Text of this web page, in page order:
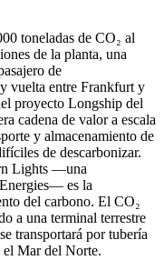
toneladas de CO₂ al
de la planta, una
de
vuelta entre Frankfurt y
proyecto Longship del
cadena de valor a escala
y almacenamiento de
de descarbonizar.
Lights —una
es la
del carbono. El CO₂
a una terminal terrestre
transportará por tubería
el Mar del Norte.